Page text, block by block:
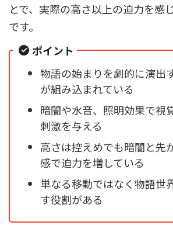
とで、実際の高さ以上の迫力を感
です。
ポイント
物語の始まりを劇的に演出
が組み込まれている
暗闇や水音、照明効果で視
刺激を与える
高さは控えめでも暗闇と先
感で迫力を増している
単なる移動ではなく物語世
す役割がある